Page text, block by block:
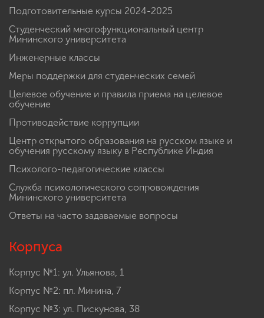
Подготовительные курсы 2024-2025
Студенческий многофункциональный центр
Мининского университета
Инженерные классы
Меры поддержки для студенческих семей
Целевое обучение и правила приема на целевое
обучение
Противодействие коррупции
Центр открытого образования на русском языке и
обучения русскому языку в Республике Индия
Психолого-педагогические классы
Служба психологического сопровождения
Мининского университета
Ответы на часто задаваемые вопросы
Корпуса
Корпус №1: ул. Ульянова, 1
Корпус №2: пл. Минина, 7
Корпус №3: ул. Пискунова, 38